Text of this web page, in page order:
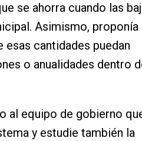
se ahorra cuando las
Asimismo, proponía
esas cantidades puedan
o anualidades dentro
al equipo de gobierno
y estudie también la